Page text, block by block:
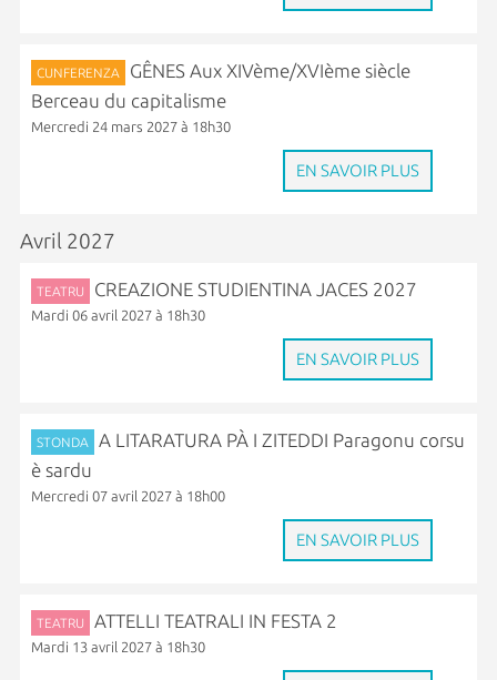
CUNFERENZA
GÊNES Aux XIVème/XVIème siècle
Berceau du capitalisme
Mercredi 24 mars 2027 à 18h30
EN SAVOIR PLUS
Avril 2027
TEATRU CREAZIONE STUDIENTINA JACES 2027
Mardi 06 avril 2027 à 18h30
EN SAVOIR PLUS
STONDA
A LITARATURA PÀ I ZITEDDI Paragonu corsu
è sardu
Mercredi 07 avril 2027 à 18h00
EN SAVOIR PLUS
TEATRU ATTELLI TEATRALI IN FESTA 2
Mardi 13 avril 2027 à 18h30